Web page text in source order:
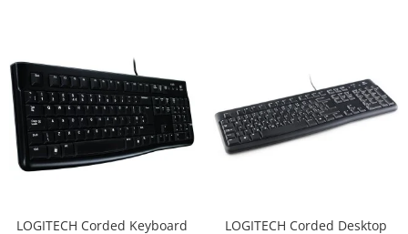
LOGITECH Corded Keyboard
LOGITECH Corded Desktop